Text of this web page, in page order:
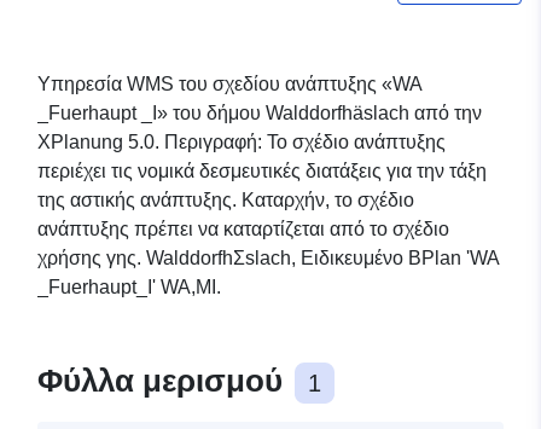
Υπηρεσία WMS του σχεδίου ανάπτυξης «WA
_Fuerhaupt _I» του δήμου Walddorfhäslach από την
XPlanung 5.0. Περιγραφή: Το σχέδιο ανάπτυξης
περιέχει τις νομικά δεσμευτικές διατάξεις για την τάξη
της αστικής ανάπτυξης. Καταρχήν, το σχέδιο
ανάπτυξης πρέπει να καταρτίζεται από το σχέδιο
χρήσης γης. WalddorfhΣslach, Ειδικευμένο BPlan 'WA
_Fuerhaupt_I' WA,MI.
Φύλλα μερισμού 1